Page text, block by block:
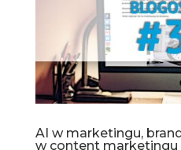
AI w marketingu,
w content